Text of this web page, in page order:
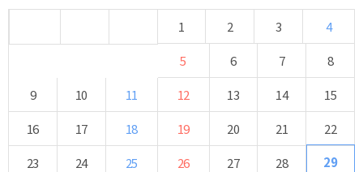
1 2 3
4
5
6 7
8
9
10 11 12 13 14
15
16
17 18 19 20 21
22
23
24 25 26 27 28 29